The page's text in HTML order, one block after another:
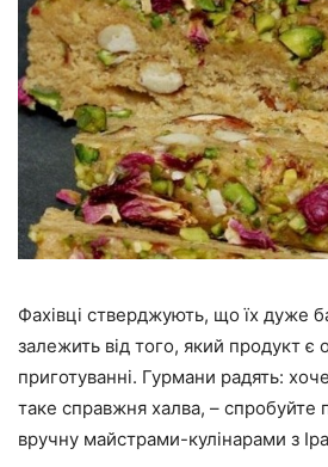
Фахівці стверджують, що їх дуже
залежить від того, який продукт є
приготуванні. Гурмани радять:
таке справжня халва, – спробуйте
вручну майстрами-кулінарами з